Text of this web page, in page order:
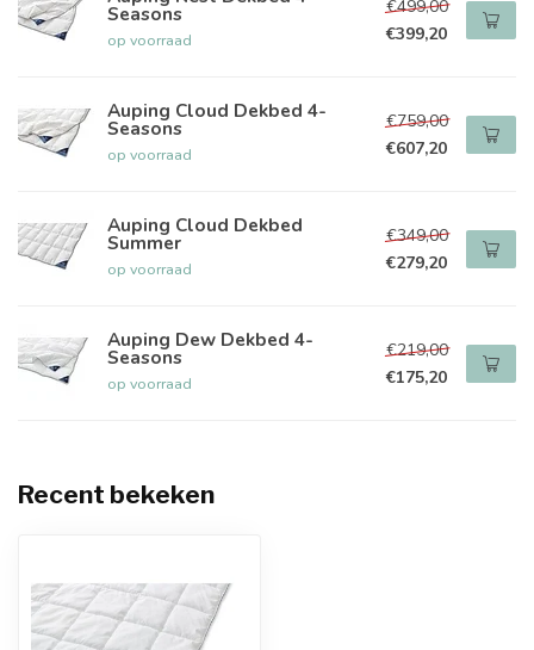
Seasons
op voorraad
€499,00
€399,20
Auping Cloud Dekbed 4-
Seasons
op voorraad
€759,00
€607,20
Auping Cloud Dekbed
Summer
op voorraad
€349,00
€279,20
Auping Dew Dekbed 4-
Seasons
op voorraad
€219,00
€175,20
Recent bekeken